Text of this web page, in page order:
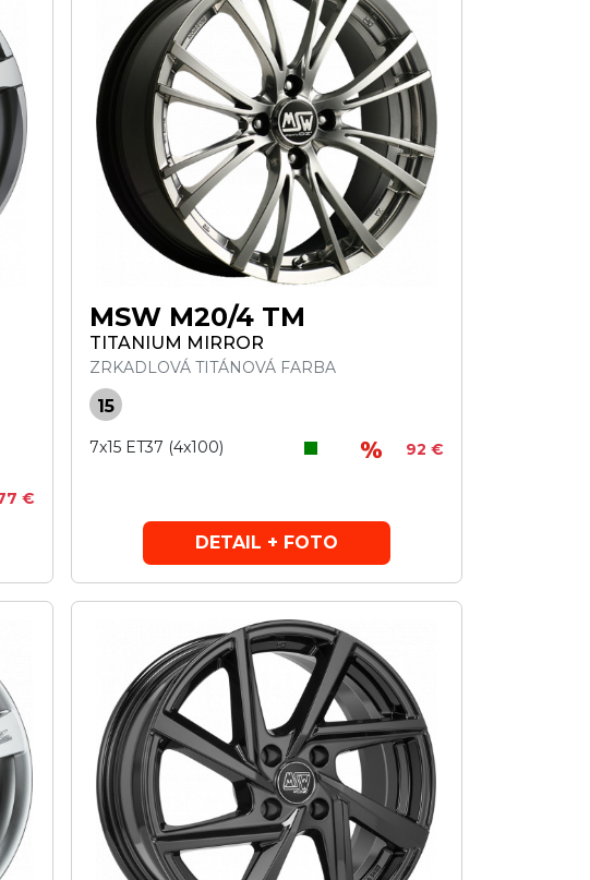
€
MSW M20/4 TM
TITANIUM MIRROR
ZRKADLOVÁ TITÁNOVÁ FARBA
15
7x15 ET37 (4x100) 92 €
DETAIL + FOTO